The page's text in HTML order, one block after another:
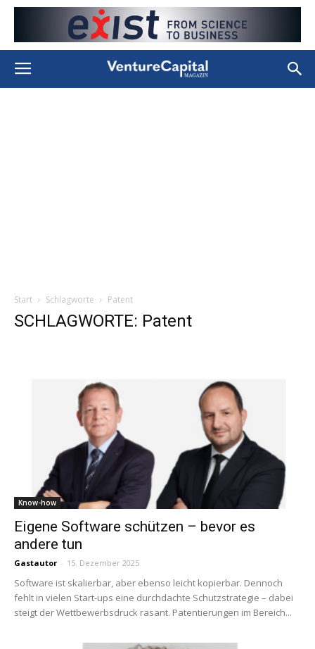
Start Schlagworte Patent
SCHLAGWORTE: Patent
Know-how
Eigene Software schützen – bevor es
andere tun
Gastautor - 15. Dezember 2025
Software ist skalierbar, aber ebenso leicht kopierbar. Dennoch
fehlt in vielen Start-ups eine durchdachte Schutzstrategie – dabei
steigt der Wettbewerbsdruck rasant. Patentierungen im Bereich...